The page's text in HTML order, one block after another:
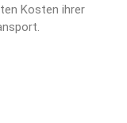
Kosten ihrer